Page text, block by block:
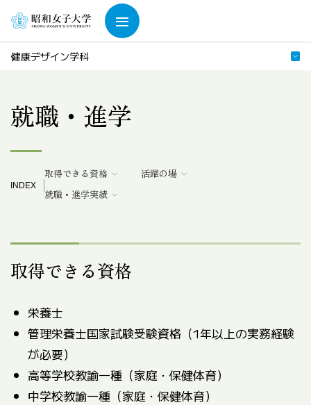
健康デザイン学科
就職・進学
INDEX
取得できる資格
活躍の場
就職・進学実績
取得できる資格
栄養士
管理栄養士国家試験受験資格（1年以上の実務経験
が必要）
高等学校教諭一種（家庭・保健体育）
中学校教諭一種（家庭・保健体育）